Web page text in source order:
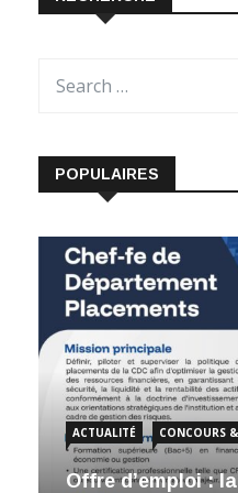
POPULAIRES
ACTUALITÉ CONCOURS
Offre d’emploi :